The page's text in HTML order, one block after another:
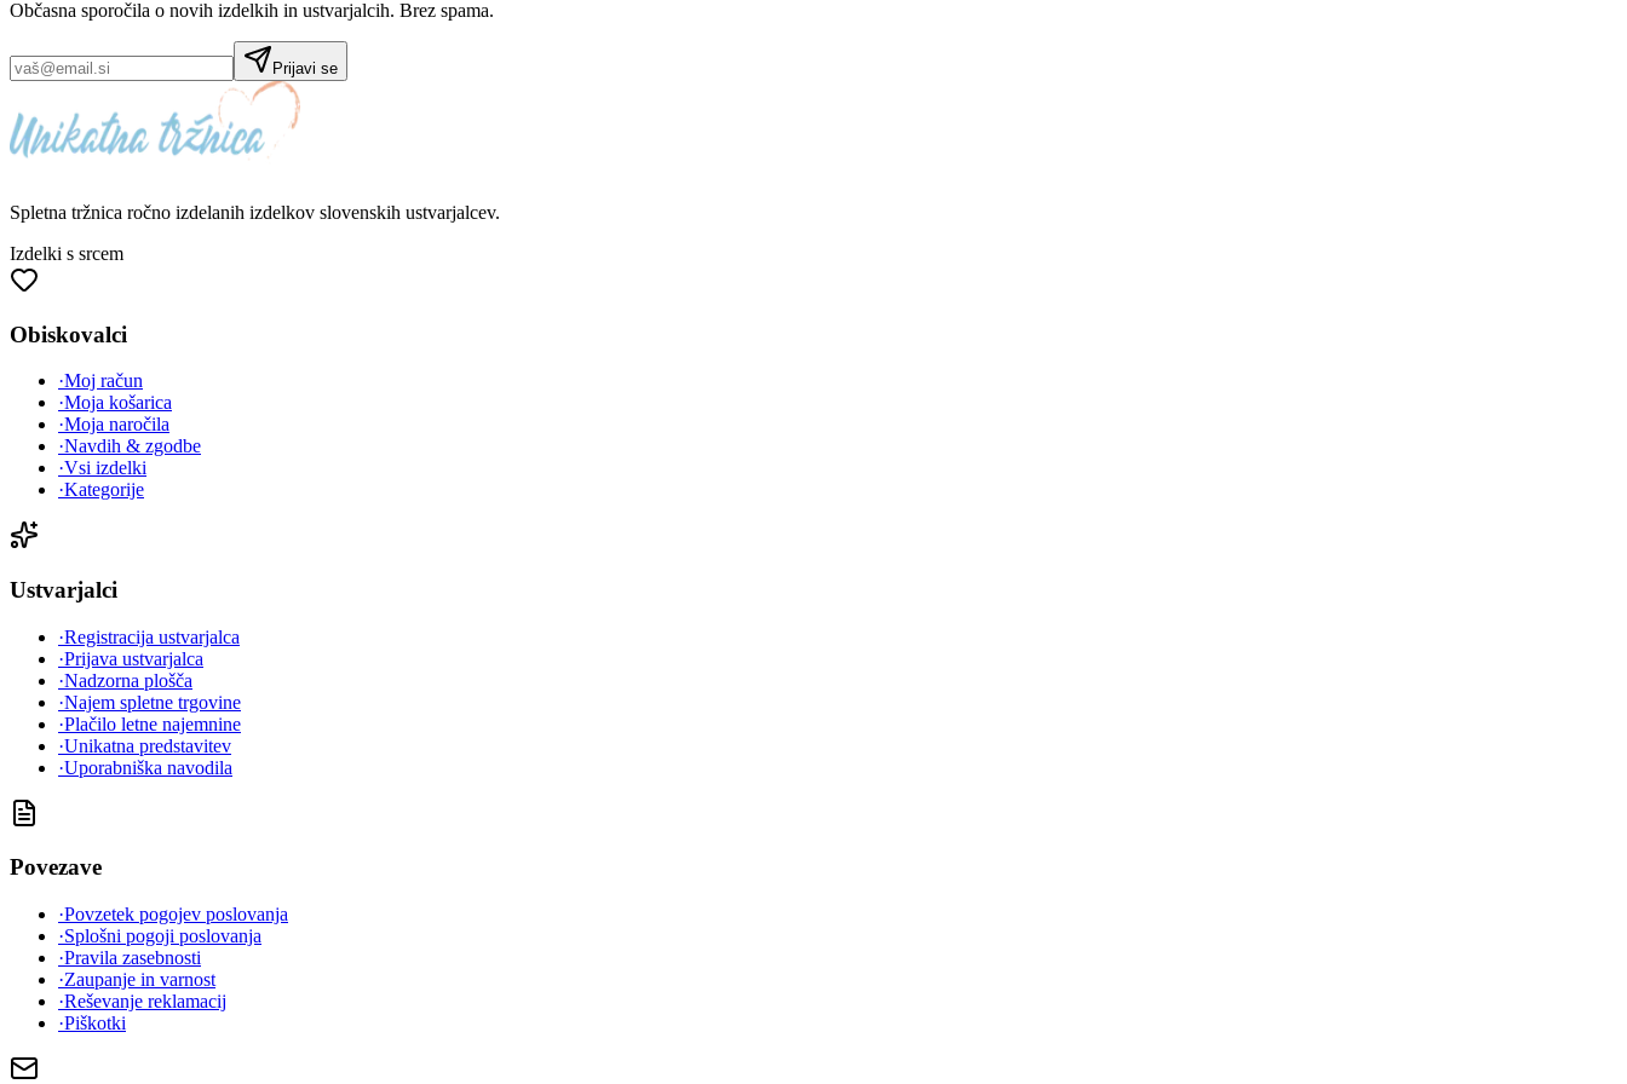
Občasna sporočila o novih izdelkih in ustvarjalcih. Brez spama.
Prijavi se
Spletna tržnica ročno izdelanih izdelkov slovenskih ustvarjalcev.
Izdelki s srcem
Obiskovalci
·Moj račun
·Moja košarica
·Moja naročila
·Navdih & zgodbe
·Vsi izdelki
·Kategorije
Ustvarjalci
·Registracija ustvarjalca
·Prijava ustvarjalca
·Nadzorna plošča
·Najem spletne trgovine
·Plačilo letne najemnine
·Unikatna predstavitev
·Uporabniška navodila
Povezave
·Povzetek pogojev poslovanja
·Splošni pogoji poslovanja
·Pravila zasebnosti
·Zaupanje in varnost
·Reševanje reklamacij
·Piškotki